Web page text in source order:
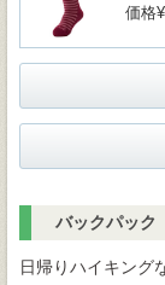
価格
バックパック
日帰りハイキング